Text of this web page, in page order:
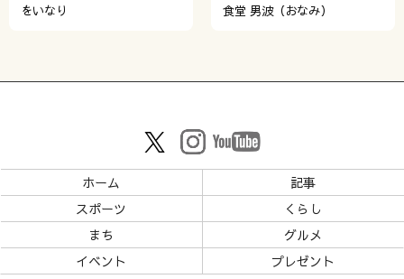
をいなり 食堂 男波（おなみ）
ホーム
記事
スポーツ
くらし
まち
グルメ
イベント
プレゼント